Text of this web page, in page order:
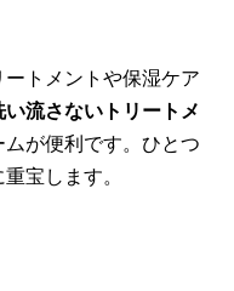
トメントや保湿ケア
い流さないトリートメ
ムが便利です。ひとつ
宝します。